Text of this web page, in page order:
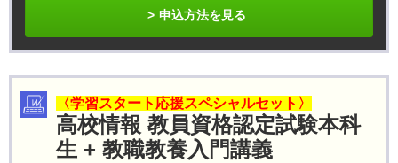
申込方法を見る
〈学習スタート応援スペシャルセット〉
高校情報 教員資格認定試験本科
生 + 教職教養入門講義